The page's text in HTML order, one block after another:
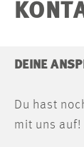
DEINE
Du hast
mit uns auf!